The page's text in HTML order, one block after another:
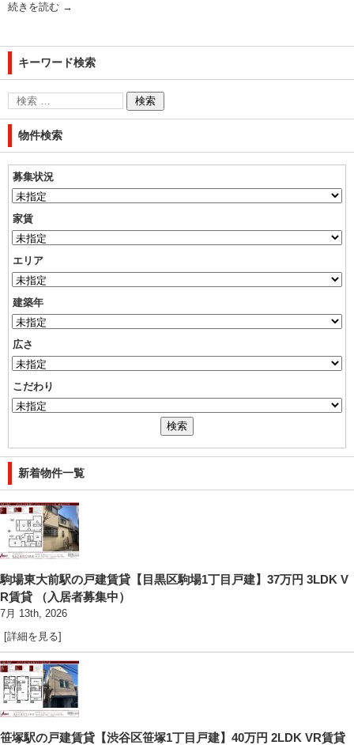
続きを読む →
キーワード検索
物件検索
募集状況
家賃
エリア
建築年
広さ
こだわり
新着物件一覧
駒場東大前駅の戸建賃貸【目黒区駒場1丁目戸建】37万円 3LDK V
R賃貸 （入居者募集中）
7月 13th, 2026
[詳細を見る]
笹塚駅の戸建賃貸【渋谷区笹塚1丁目戸建】40万円 2LDK VR賃貸